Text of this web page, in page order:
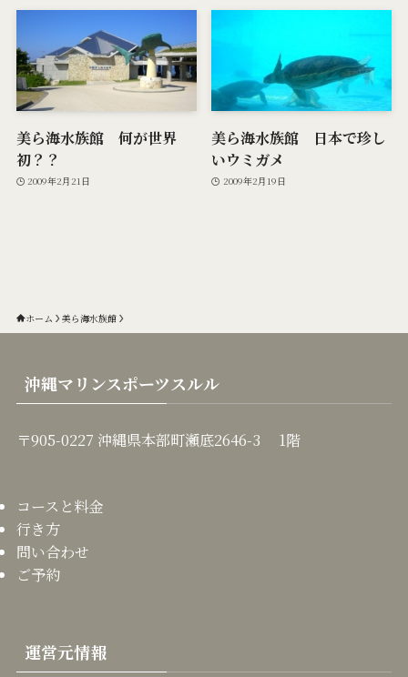
美ら海水族館 何が世界
初？？
2009年2月21日
美ら海水族館 日本で珍し
いウミガメ
2009年2月19日
ホーム 美ら海水族館
沖縄マリンスポーツスルル
〒905-0227 沖縄県本部町瀬底2646-3 1階
コースと料金
行き方
問い合わせ
ご予約
運営元情報